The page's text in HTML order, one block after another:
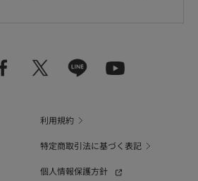
利用規約
特定商取引法に基づく表記
個人情報保護方針